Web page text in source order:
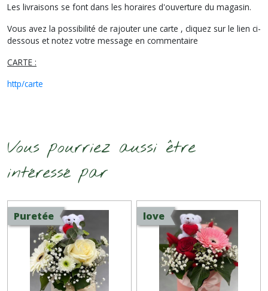
Les livraisons se font dans les horaires d'ouverture du magasin.
Vous avez la possibilité de rajouter une carte , cliquez sur le lien ci-
dessous et notez votre message en commentaire
CARTE :
http/carte
Vous pourriez aussi être
intéressé par
Puretée love